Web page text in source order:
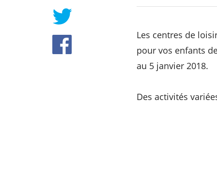
Les centres de
pour vos enfants
au 5 janvier 2018.
Des activités